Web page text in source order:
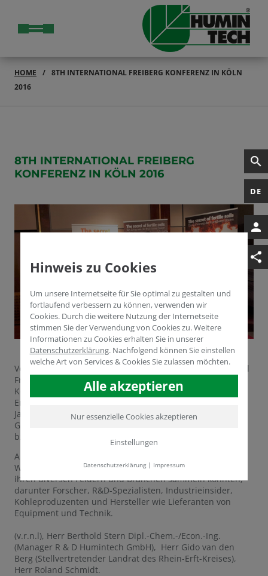
DE
HOME
8TH INTERNATIONAL FREIBERG KONFERENZ IN KÖLN
2016
8TH INTERNATIONAL FREIBERG
KONFERENZ IN KÖLN 2016
Vom 12. bis 16. Juni 2016 findet in Köln die 8. International
Freiberg Conference (IFC) statt, eine der führenden
Konferenzen zur stofflichen Nutzung von fossilen
Energieträgern. Der Themenschwerpunkt liegt in diesem
Jahr auf der Wertschöpfungskette der Kohle – von der
Gewinnung über die Konversion bis hin zur chemischen
bzw. stofflichen Nutzung.
Auf der IFC tauschen Fachleute aus Politik, Industrie und
Wissenschaft ihre Erfahrung und Expertise aus, die sie in
ihren diversen Feldern und Branchen sammeln konnten,
darunter Forscher, R&D-Spezialisten, Industrieinsider,
Kohleproduzenten und Hersteller wie Lieferanten von
Equipment und Technik.
(v.r.n.l), Herr Berthold Stern Dipl.-Chem.-/Econ.-Ing.
(Manager R & D Humintech GmbH), Herr Gido van den
Berg (Stellvertretender Landrat des Rhein-Erft-Kreises),
Herr Roland Schmidt.
Hinweis zu Cookies
Um unsere Internetseite für Sie optimal zu gestalten und
fortlaufend verbessern zu können, verwenden wir
Cookies. Durch die weitere Nutzung der Internetseite
stimmen Sie der Verwendung von Cookies zu. Weitere
Informationen zu Cookies erhalten Sie in unserer
Datenschutzerklärung. Nachfolgend können Sie einstellen
welche Art von Services & Cookies Sie zulassen möchten.
Alle akzeptieren
Nur essenzielle Cookies akzeptieren
Einstellungen
Datenschutzerklärung| Impressum